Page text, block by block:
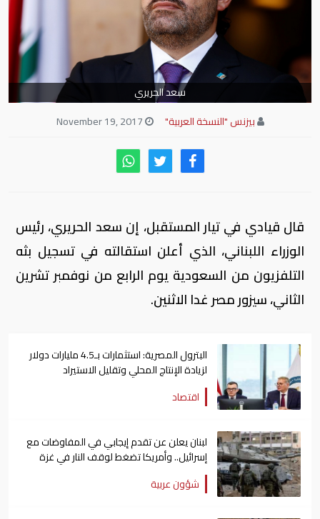
سعد الحريري
بيزنس "النسخة العربية"
قال قيادي في تيار المستقبل، إن سعد الحريري، رئيس
الوزراء اللبناني، الذي أعلن استقالته في تسجيل بثه
التلفزيون من السعودية يوم الرابع من نوفمبر تشرين
الثاني، سيزور مصر غدا الاثنين.
البترول المصرية: استثمارات بـ4.5 مليارات دولار
لزيادة الإنتاج المحلي وتقليل الاستيراد
اقتصاد
لبنان يعلن عن تقدم إيجابي في المفاوضات مع
إسرائيل.. وأمريكا تضغط لوقف النار في غزة
شؤون عربية